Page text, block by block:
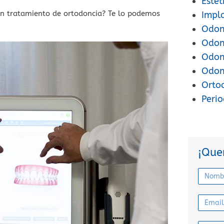
tratamiento de ortodoncia? Te lo podemos